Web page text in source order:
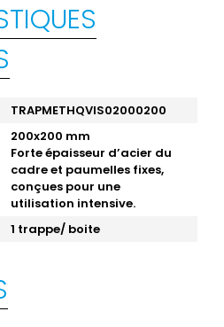
TRAPMETHQVIS02000200
200x200 mm
Forte épaisseur d’acier du
cadre et paumelles fixes,
conçues pour une
utilisation intensive.
1 trappe/ boite